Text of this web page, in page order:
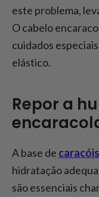
este problema,
O cabelo
cuidados
elástico.
Repor a
A base de caracóis
hidratação
são essenciais